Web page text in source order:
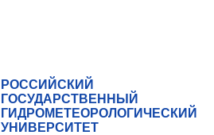
РОССИЙСКИЙ
ГОСУДАРСТВЕННЫЙ
ГИДРОМЕТЕОРОЛОГИЧЕСКИЙ
УНИВЕРСИТЕТ